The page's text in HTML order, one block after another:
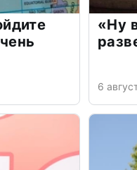
«Ну
6